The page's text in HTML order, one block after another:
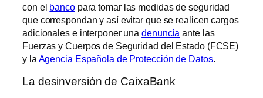
con el bancopara tomar las medidas de seguridad
que correspondan y así evitar que se realicen cargos
adicionales e interponer unadenuncia ante las
Fuerzas y Cuerpos de Seguridad del Estado (FCSE)
y la Agencia Española de Protección de Datos.
La desinversión de CaixaBank